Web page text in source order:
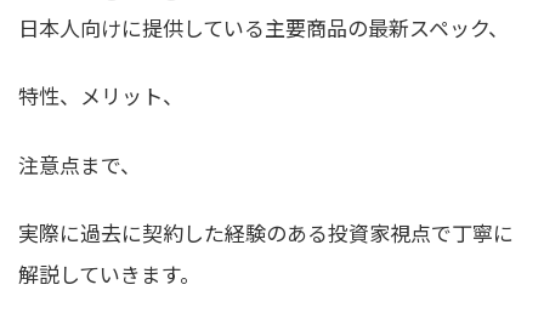
日本人向けに提供している主要商品の最新スペック、
特性、メリット、
注意点まで、
実際に過去に契約した経験のある投資家視点で丁寧に
解説していきます。